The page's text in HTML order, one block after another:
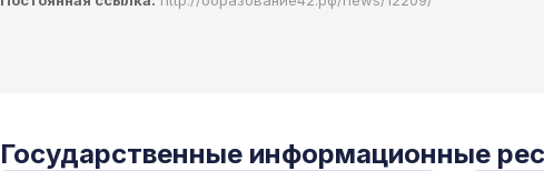
Государственные информационные